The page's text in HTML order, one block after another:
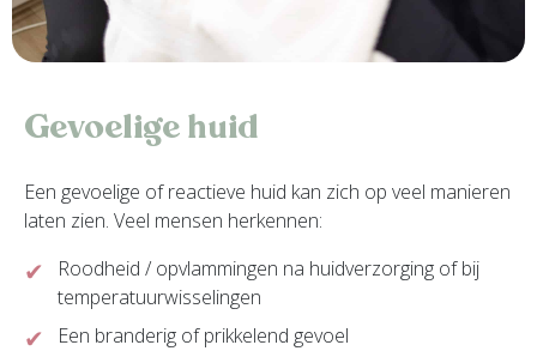
Gevoelige huid
Een gevoelige of reactieve huid kan zich op veel manieren
laten zien. Veel mensen herkennen:
Roodheid / opvlammingen na huidverzorging of bij
temperatuurwisselingen
Een branderig of prikkelend gevoel